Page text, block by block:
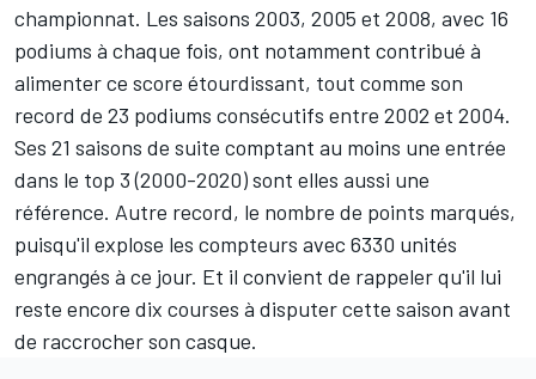
championnat. Les saisons 2003, 2005 et 2008, avec 16
podiums à chaque fois, ont notamment contribué à
alimenter ce score étourdissant, tout comme son
record de 23 podiums consécutifs entre 2002 et 2004.
Ses 21 saisons de suite comptant au moins une entrée
dans le top 3 (2000-2020) sont elles aussi une
référence. Autre record, le nombre de points marqués,
puisqu'il explose les compteurs avec 6330 unités
engrangés à ce jour. Et il convient de rappeler qu'il lui
reste encore dix courses à disputer cette saison avant
de raccrocher son casque.